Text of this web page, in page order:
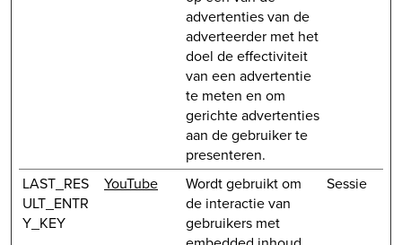
advertenties van de
adverteerder met het
doel de effectiviteit
van een advertentie
te meten en om
gerichte advertenties
aan de gebruiker te
presenteren.
LAST_RES
ULT_ENTR
Y_KEY
YouTube
Wordt gebruikt om
de interactie van
gebruikers met
Sessie